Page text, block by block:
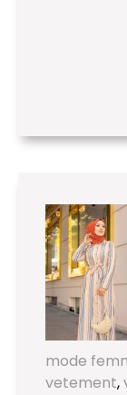
mode
vetement,